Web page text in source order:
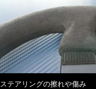
ステアリングの擦れや傷み